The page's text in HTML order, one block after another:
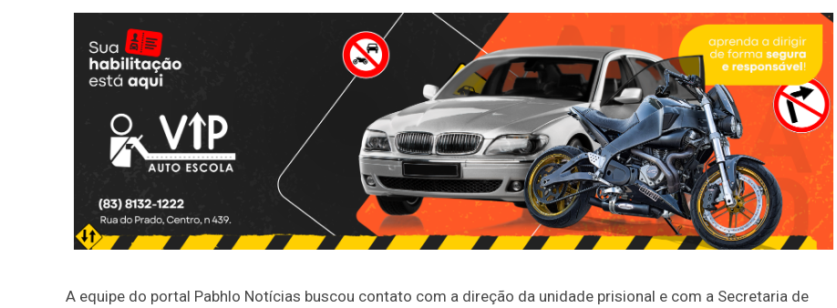
A equipe do portal Pabhlo Notícias buscou contato com a direção da unidade prisional e com a Secretaria de